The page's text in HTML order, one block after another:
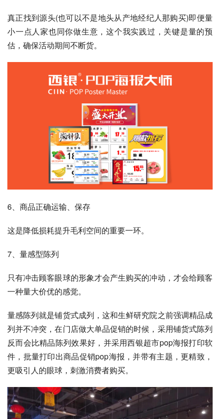
真正找到源头(也可以不是地头从产地经纪人那购买)即便量
小一点人家也同你做生意，这个我实践过，关键是量的预
估，确保活动期间不断货。
6、商品正确运输、保存
这是降低损耗提升毛利空间的重要一环。
7、量感型陈列
只有冲击顾客眼球的形象才会产生购买的冲动，才会给顾客
一种量大价优的感觉。
量感陈列就是铺货式成列，这和生鲜研究院之前强调精品成
列并不冲突，在门店做大单品促销的时候，采用铺货式陈列
反而会比精品陈列效果好，并采用西银超市pop海报打印软
件，批量打印出商品促销pop海报，并带有主题，更精致，
更吸引人的眼球，刺激消费者购买。